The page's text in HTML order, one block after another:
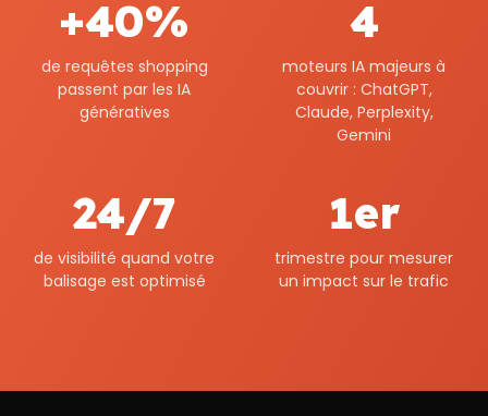
+40%
de requêtes shopping
passent par les IA
génératives
4
moteurs IA majeurs à
couvrir : ChatGPT,
Claude, Perplexity,
Gemini
24/7
de visibilité quand votre
balisage est optimisé
1er
trimestre pour mesurer
un impact sur le trafic